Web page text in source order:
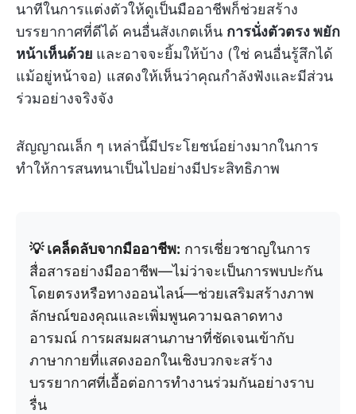
นาทีในการแต่งตัวให้ดูเป็นมืออาชีพก็ช่วยสร้าง
บรรยากาศที่ดีได้ คนอื่นสังเกตเห็น การนั่งตัวตรง พยัก
หน้าเห็นด้วย และอาจจะยิ้มให้บ้าง (ใช่ คนอื่นรู้สึกได้
แม้อยู่หน้าจอ) แสดงให้เห็นว่าคุณกำลังฟังและมีส่วน
ร่วมอย่างจริงจัง
สัญญาณเล็ก ๆ เหล่านี้มีประโยชน์อย่างมากในการ
ทำให้การสนทนาเป็นไปอย่างมีประสิทธิภาพ
💡 เคล็ดลับจากมืออาชีพ: การเชี่ยวชาญในการ
สื่อสารอย่างมืออาชีพ—ไม่ว่าจะเป็นการพบปะกัน
โดยตรงหรือทางออนไลน์—ช่วยเสริมสร้างภาพ
ลักษณ์ของคุณและเพิ่มพูนความฉลาดทาง
อารมณ์ การผสมผสานภาษาที่ชัดเจนเข้ากับ
ภาษากายที่แสดงออกในเชิงบวกจะสร้าง
บรรยากาศที่เอื้อต่อการทำงานร่วมกันอย่างราบ
รื่น